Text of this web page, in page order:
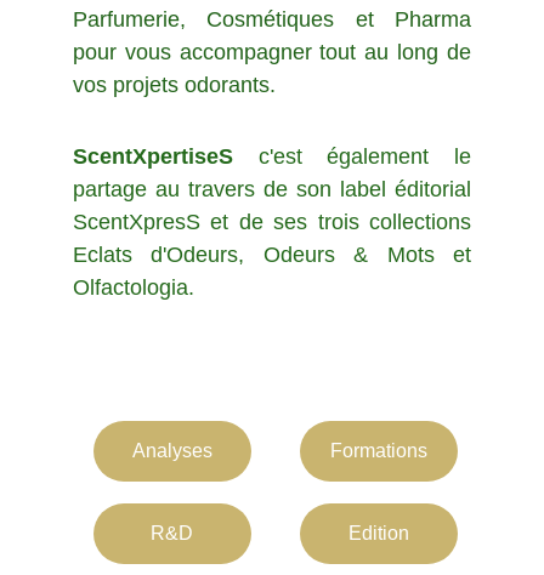
Parfumerie, Cosmétiques et Pharma
pour vous accompagner tout au long de
vos projets odorants.
ScentXpertiseS c'est également le
partage au travers de son label éditorial
ScentXpresS et de ses trois collections
Eclats d'Odeurs, Odeurs & Mots et
Olfactologia.
Analyses Formations
R&D Edition